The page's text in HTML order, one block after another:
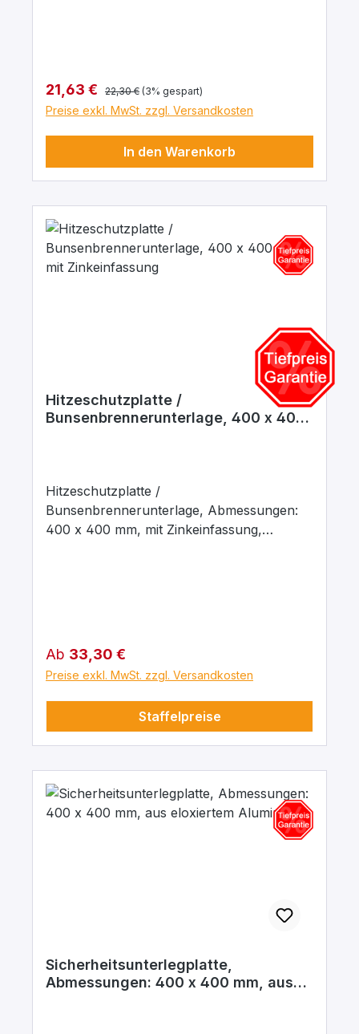
Verkaufspreis:
21,63 € Regulärer Preis:
22,30 € (3% gespart)
Preise exkl. MwSt. zzgl. Versandkosten
In den Warenkorb
Hitzeschutzplatte /
Bunsenbrennerunterlage, 400 x 400
Hitzeschutzplatte /
Bunsenbrennerunterlage, Abmessungen:
400 x 400 mm, mit Zinkeinfassung,
Regulärer Preis:
Ab 33,30 €
Preise exkl. MwSt. zzgl. Versandkosten
Staffelpreise
Sicherheitsunterlegplatte,
Abmessungen: 400 x 400 mm, aus